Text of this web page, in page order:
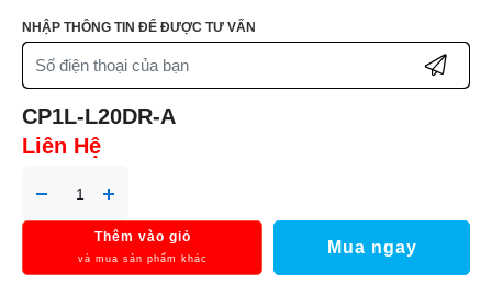
NHẬP THÔNG TIN ĐỂ ĐƯỢC TƯ VẤN
CP1L-L20DR-A
Liên Hệ
Thêm vào giỏ
và mua sản phẩm khác
Mua ngay